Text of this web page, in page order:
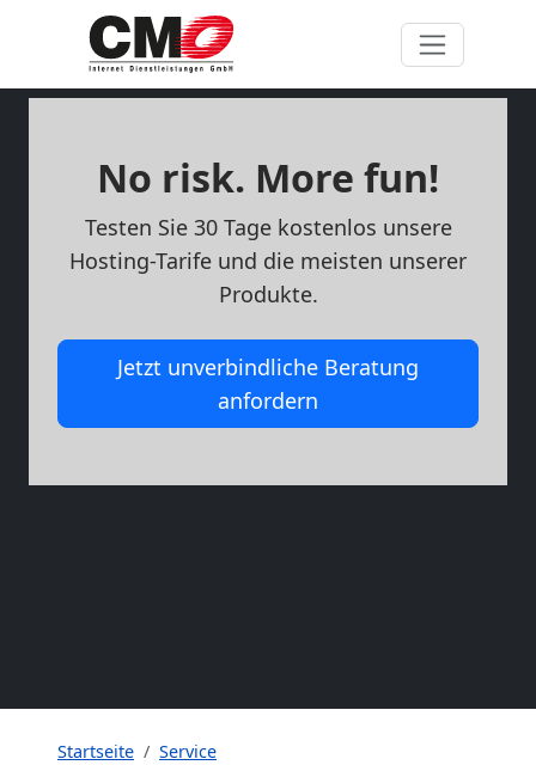
No risk. More fun!
Testen Sie 30 Tage kostenlos unsere
Hosting-Tarife und die meisten unserer
Produkte.
Jetzt unverbindliche Beratung
anfordern
Startseite
Service